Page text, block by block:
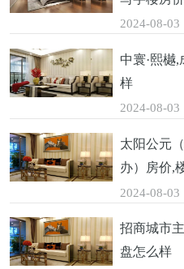
2024-08-03
中寰·熙樾
样
2024-08-03
太阳公元
办）房价,
2024-08-03
招商城市
盘怎么样